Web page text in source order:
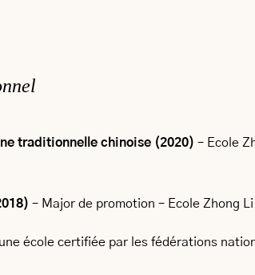
traditionnelle chinoise (2020) – Ecole
– Major de promotion – Ecole Zhong
école certifiée par les fédérations